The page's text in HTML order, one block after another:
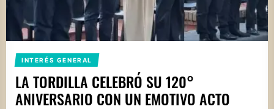
INTERÉS GENERAL
LA TORDILLA CELEBRÓ SU 120°
ANIVERSARIO CON UN EMOTIVO ACTO